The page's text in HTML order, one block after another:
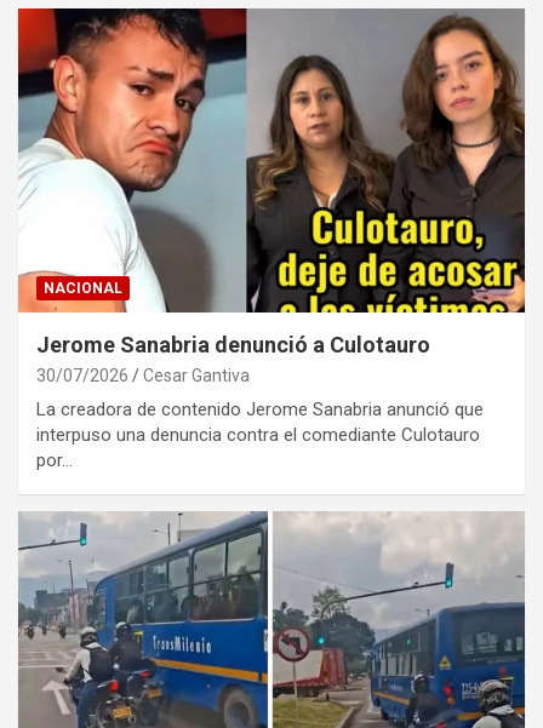
NACIONAL
Jerome Sanabria denunció a Culotauro
30/07/2026 Cesar Gantiva
La creadora de contenido Jerome Sanabria anunció que
interpuso una denuncia contra el comediante Culotauro
por…